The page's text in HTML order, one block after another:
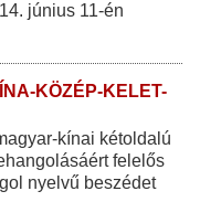
június 11-én
KÖZÉP-KELET-
kínai kétoldalú
felelős
nyelvű beszédet